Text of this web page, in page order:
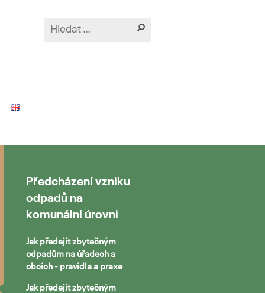
Předcházení vzniku
odpadů na
komunální úrovni
Jak předejít zbytečným
odpadům na úřadech a
obcích - pravidla a praxe
Jak předejít zbytečným